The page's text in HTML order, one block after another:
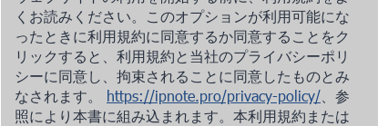
くお読みください。このオプションが利用可能にな
ったときに利用規約に同意するか同意することをク
リックすると、利用規約と当社のプライバシーポリ
シーに同意し、拘束されることに同意したものとみ
なされます。 https://ipnote.pro/privacy-policy/ 、参
照により本書に組み込まれます。本利用規約または